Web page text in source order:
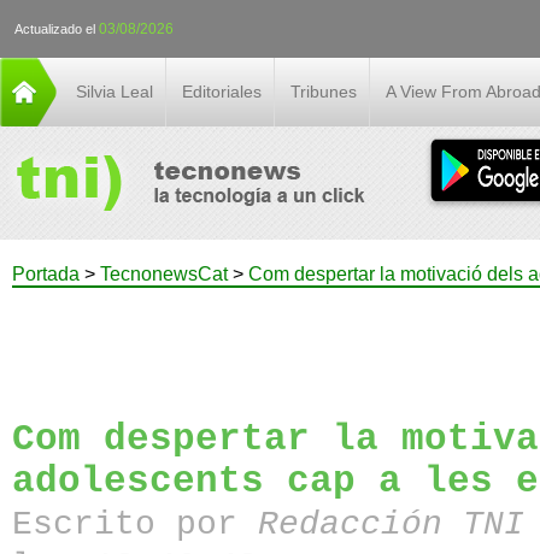
Actualizado el 03/08/2026
Silvia Leal Editoriales Tribunes A View From Abroad
Portada > TecnonewsCat > Com despertar la motivació dels
Com despertar la
adolescents cap a les
Escrito por Redacción